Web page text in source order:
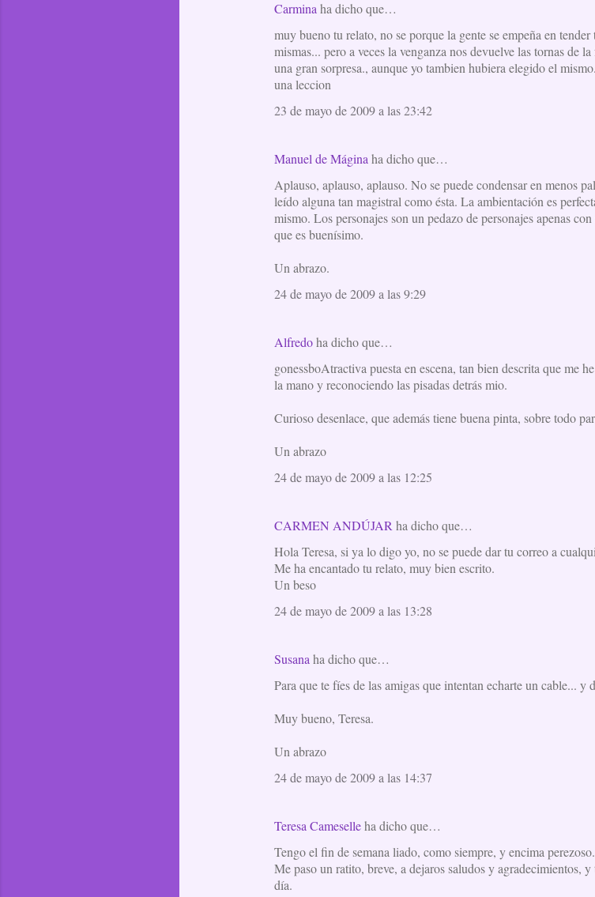
Carmina ha dicho que…
muy bueno tu relato, no se porque la gente se empeña en
mismas... pero a veces la venganza nos devuelve las tornas de
una gran sorpresa., aunque yo tambien hubiera elegido el
una leccion
23 de mayo de 2009 a las 23:42
Manuel de Mágina ha dicho que…
Aplauso, aplauso, aplauso. No se puede condensar en menos
leído alguna tan magistral como ésta. La ambientación es
mismo. Los personajes son un pedazo de personajes apenas
que es buenísimo.
Un abrazo.
24 de mayo de 2009 a las 9:29
Alfredoha dicho que…
gonessboAtractiva puesta en escena, tan bien descrita que me
la mano y reconociendo las pisadas detrás mio.
Curioso desenlace, que además tiene buena pinta, sobre todo
Un abrazo
24 de mayo de 2009 a las 12:25
CARMEN ANDÚJAR ha dicho que…
Hola Teresa, si ya lo digo yo, no se puede dar tu correo a
Me ha encantado tu relato, muy bien escrito.
Un beso
24 de mayo de 2009 a las 13:28
Susana ha dicho que…
Para que te fíes de las amigas que intentan echarte un cable...
Muy bueno, Teresa.
Un abrazo
24 de mayo de 2009 a las 14:37
Teresa Cameselleha dicho que…
Tengo el fin de semana liado, como siempre, y encima perezoso.
Me paso un ratito, breve, a dejaros saludos y agradecimientos,
día.